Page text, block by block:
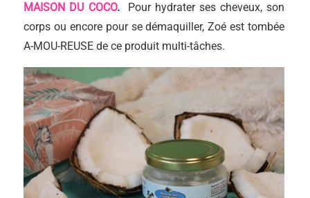
MAISON DU COCO.
Pour hydrater ses cheveux, son
corps ou encore pour se démaquiller, Zoé est tombée
A-MOU-REUSE de ce produit multi-tâches.